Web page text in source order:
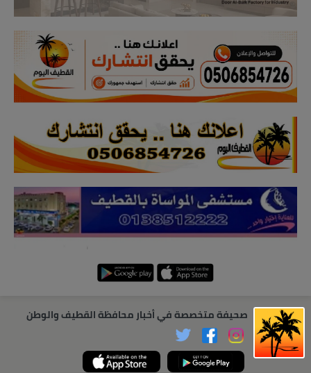
صحيفة متخصصة في أخبار محافظة القطيف والوطن